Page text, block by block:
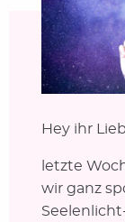
Hey ihr
letzte
wir ganz